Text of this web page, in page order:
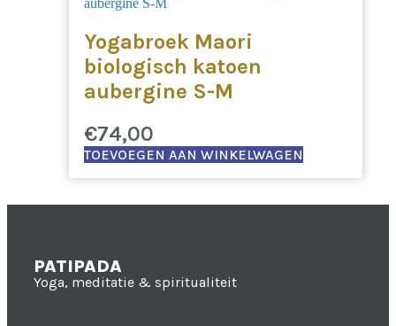
Yogabroek Maori
biologisch katoen
aubergine S-M
€74,00
TOEVOEGEN AAN WINKELWAGEN
PATIPADA
Yoga, meditatie & spiritualiteit